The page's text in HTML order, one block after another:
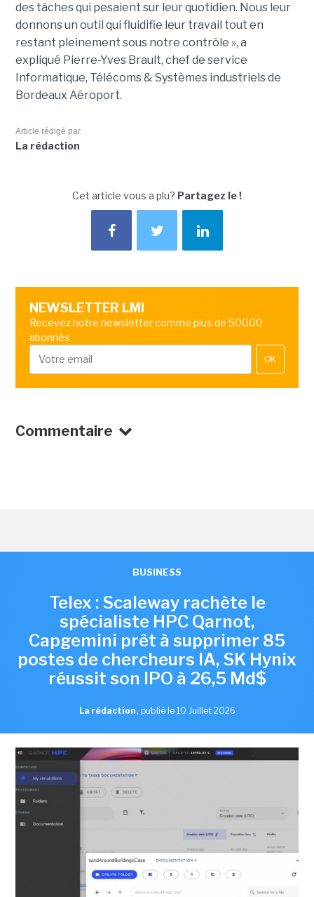
des tâches qui pesaient sur leur quotidien. Nous leur
donnons un outil qui fluidifie leur travail tout en
restant pleinement sous notre contrôle », a
expliqué Pierre-Yves Brault, chef de service
Informatique, Télécoms & Systèmes industriels de
Bordeaux Aéroport.
Article rédigé par
La rédaction
Cet article vous a plu? Partagez le !
NEWSLETTER LMI
Recevez notre newsletter comme plus de 50000
abonnés
OK
Commentaire
BUSINESS
Telex : Scaleway rachète le
spécialiste HPC Qarnot,
Capgemini prêt à supprimer 85
postes de chercheurs IA, SK Hynix
réussit son IPO à 26,5 Md$
La rédaction , publié le 10 Juillet 2026